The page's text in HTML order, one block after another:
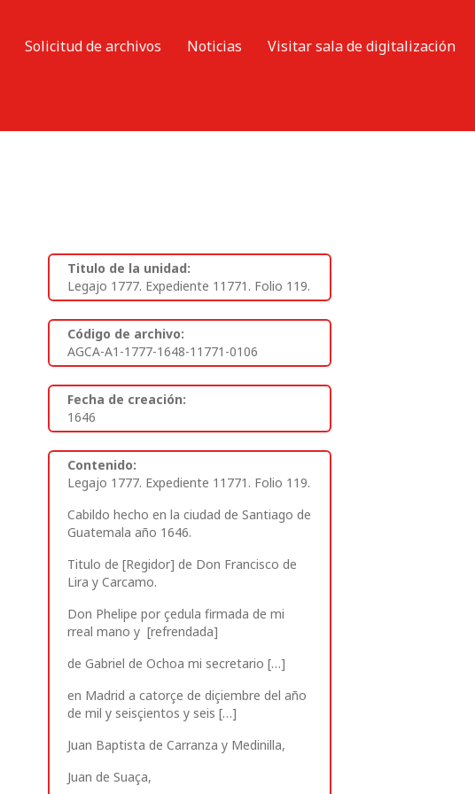
Solicitud de archivos Noticias
Visitar sala de digitalización
Titulo de la unidad:
Legajo 1777. Expediente 11771. Folio 119.
Código de archivo:
AGCA-A1-1777-1648-11771-0106
Fecha de creación:
1646
Contenido:
Legajo 1777. Expediente 11771. Folio 119.
Cabildo hecho en la ciudad de Santiago de
Guatemala año 1646.
Titulo de [Regidor] de Don Francisco de
Lira y Carcamo.
Don Phelipe por çedula firmada de mi
rreal mano y [refrendada]
de Gabriel de Ochoa mi secretario […]
en Madrid a catorçe de diçiembre del año
de mil y seisçientos y seis […]
Juan Baptista de Carranza y Medinilla,
Juan de Suaça,